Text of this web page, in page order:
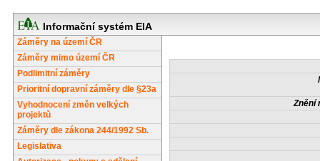
Informační systém EIA
Záměry na území ČR
Záměry mimo území ČR
Podlimitní záměry
Prioritní dopravní záměry dle §23a
Vyhodnocení změn velkých
projektů
Záměry dle zákona 244/1992 Sb.
Legislativa
Znění